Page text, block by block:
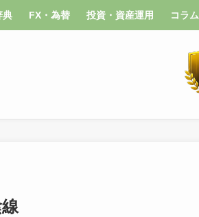
典 FX・為替 投資・資産運用 コラム